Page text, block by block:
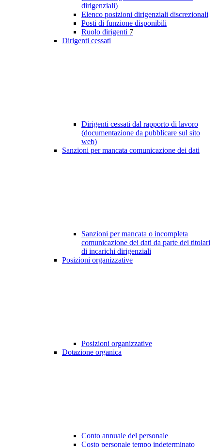
dirigenziali)
Elenco posizioni dirigenziali discrezionali
Posti di funzione disponibili
Ruolo dirigenti 7
Dirigenti cessati
Dirigenti cessati dal rapporto di lavoro
(documentazione da pubblicare sul sito
web)
Sanzioni per mancata comunicazione dei dati
Sanzioni per mancata o incompleta
comunicazione dei dati da parte dei titolari
di incarichi dirigenziali
Posizioni organizzative
Posizioni organizzative
Dotazione organica
Conto annuale del personale
Costo personale tempo indeterminato